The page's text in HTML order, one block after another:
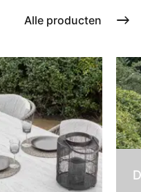
Alle producten